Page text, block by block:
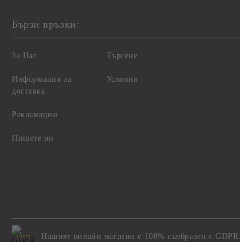
Бързи връзки:
За Нас
Информация за
доставка
Рекламации
Пишете ни
Търсене
Условия
GDPR Нашият онлайн магазин е 100% съобразен с GDPR.